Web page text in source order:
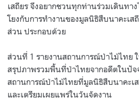
เสถียร จึงอยากชวนทุกท่านร่วมเดินทา
โยงกับการทำงานของมูลนิธิสืบนาคะเส
ส่วน ประกอบด้วย
ส่วนที่ 1 รายงานสถานการณ์ป่าไม้ไทย
สรุปภาพรวมพื้นที่ป่าไทยจากอดีตในปั
สถานการณ์ป่าไม้ไทยที่มูลนิธิสืบนาคะเ
และเตรียมเผยแพร่ในวันจัดงาน